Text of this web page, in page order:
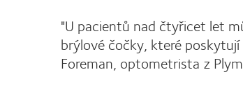
"U pacientů nad čtyřicet let
brýlové čočky, které
Foreman, optometrista z